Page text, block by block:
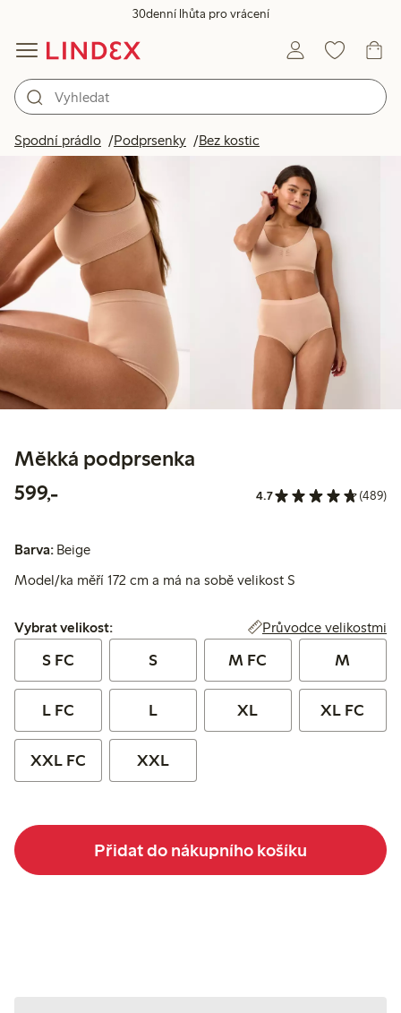
30denní lhůta pro vrácení
Spodní prádlo Podprsenky Bez kosticProdukty na obrázku
Měkká podprsenka
599,-599,00 Kč 4.7 (489)
Barva: Beige
Model/ka měří 172 cm a má na sobě velikost S
Vybrat velikost:
Vybrat velikost: Průvodce velikostmi
S FC S M FC M
L FC L XL XL FC
XXL FC XXL
Přidat do nákupního košíku